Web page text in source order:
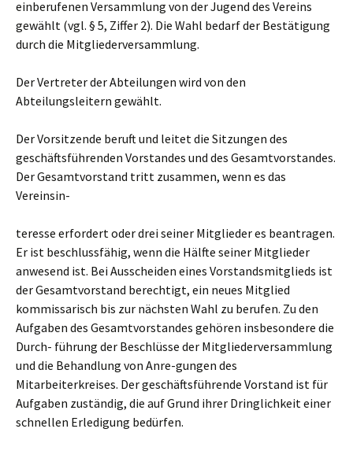
einberufenen Versammlung von der Jugend des Vereins
gewählt (vgl. § 5, Ziffer 2). Die Wahl bedarf der Bestätigung
durch die Mitgliederversammlung.
Der Vertreter der Abteilungen wird von den
Abteilungsleitern gewählt.
Der Vorsitzende beruft und leitet die Sitzungen des
geschäftsführenden Vorstandes und des Gesamtvorstandes.
Der Gesamtvorstand tritt zusammen, wenn es das
Vereinsin-
teresse erfordert oder drei seiner Mitglieder es beantragen.
Er ist beschlussfähig, wenn die Hälfte seiner Mitglieder
anwesend ist. Bei Ausscheiden eines Vorstandsmitglieds ist
der Gesamtvorstand berechtigt, ein neues Mitglied
kommissarisch bis zur nächsten Wahl zu berufen. Zu den
Aufgaben des Gesamtvorstandes gehören insbesondere die
Durch- führung der Beschlüsse der Mitgliederversammlung
und die Behandlung von Anre-gungen des
Mitarbeiterkreises. Der geschäftsführende Vorstand ist für
Aufgaben zuständig, die auf Grund ihrer Dringlichkeit einer
schnellen Erledigung bedürfen.